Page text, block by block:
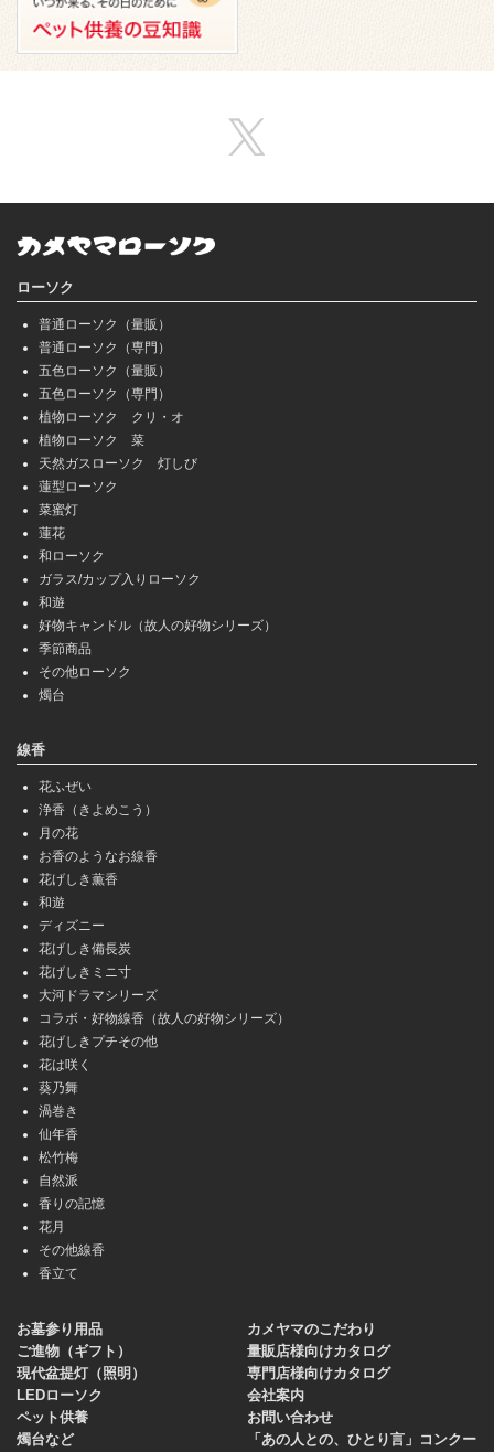
ローソク
普通ローソク（量販）
普通ローソク（専門）
五色ローソク（量販）
五色ローソク（専門）
植物ローソク クリ・オ
植物ローソク 菜
天然ガスローソク 灯しび
蓮型ローソク
菜蜜灯
蓮花
和ローソク
ガラス/カップ入りローソク
和遊
好物キャンドル（故人の好物シリーズ）
季節商品
その他ローソク
燭台
線香
花ふぜい
浄香（きよめこう）
月の花
お香のようなお線香
花げしき薫香
和遊
ディズニー
花げしき備長炭
花げしきミニ寸
大河ドラマシリーズ
コラボ・好物線香（故人の好物シリーズ）
花げしきプチその他
花は咲く
葵乃舞
渦巻き
仙年香
松竹梅
自然派
香りの記憶
花月
その他線香
香立て
お墓参り用品
ご進物（ギフト）
現代盆提灯（照明）
LEDローソク
ペット供養
燭台など
カメヤマのこだわり
量販店様向けカタログ
専門店様向けカタログ
会社案内
お問い合わせ
「あの人との、ひとり言」コンクー